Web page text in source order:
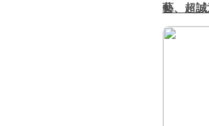
藝、超誠